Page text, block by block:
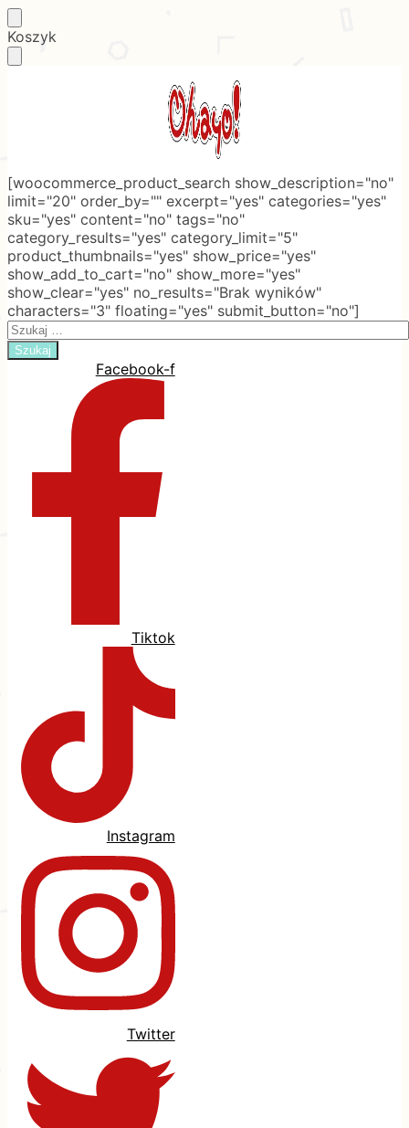
Skip
to
Skip
to
Koszyk
[woocommerce_product_search show_description="no"
limit="20" order_by="" excerpt="yes" categories="yes"
sku="yes" content="no" tags="no"
category_results="yes" category_limit="5"
product_thumbnails="yes" show_price="yes"
show_add_to_cart="no" show_more="yes"
show_clear="yes" no_results="Brak wyników"
characters="3" floating="yes" submit_button="no"]
Search
for:
Facebook-f
Tiktok
Instagram
Twitter